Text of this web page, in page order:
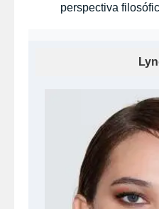
perspectiva